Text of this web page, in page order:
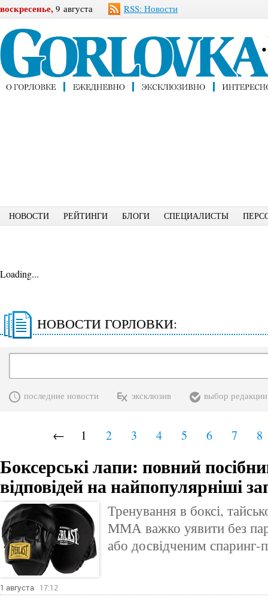
воскресенье, 9 августа RSS: Новости
НОВОСТИ РЕЙТИНГИ БЛОГИ СПЕЦИАЛИСТЫ
Loading...
НОВОСТИ ГОРЛОВКИ:
последние новости эксклюзив выбор редакции
← 1 2 3 4 5 6 7 8
Боксерські лапи: повний
відповідей на найпопулярніші
Тренування в боксі,
ММА важко уявити без
або досвідченим спаринг-
1 августа 17:12